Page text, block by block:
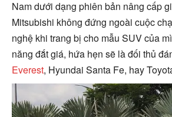
Nam dưới dạng phiên bản nâng cấp
Mitsubishi không đứng ngoài cuộc
nghệ khi trang bị cho mẫu SUV của
năng đắt giá, hứa hẹn sẽ là đối thủ
Everest, Hyundai Santa Fe, hay